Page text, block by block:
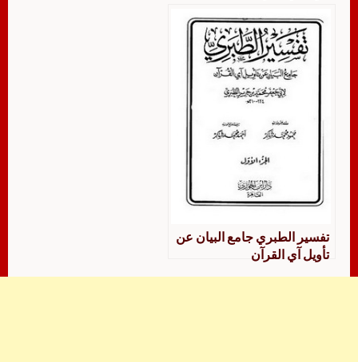
تفسير الطبري جامع البيان عن
تأويل آي القرآن